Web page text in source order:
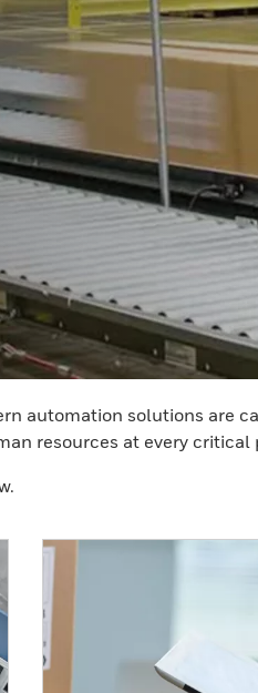
automation solutions are
resources at every critical